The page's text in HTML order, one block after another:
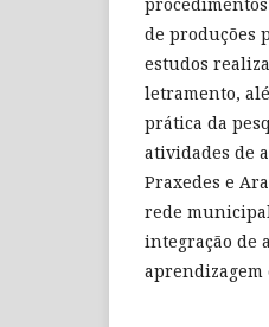
de produções
estudos
letramento,
prática da
atividades de
Praxedes e
rede
integração de